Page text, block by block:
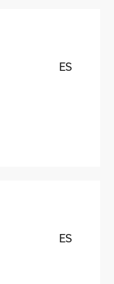
ES
ES